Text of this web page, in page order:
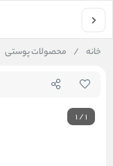
خانه / محصولات پوستی
1/1